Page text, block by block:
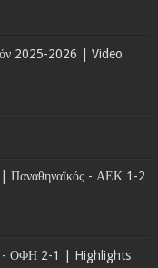
2025-2026 | Video
Παναθηναϊκός - ΑΕΚ 1-2
- ΟΦΗ 2-1 | Highlights